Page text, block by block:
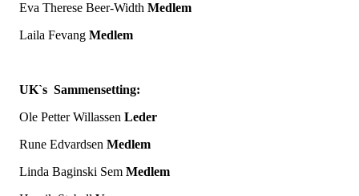
Eva Therese Beer-Width Medlem
Laila Fevang Medlem
UK`s Sammensetting:
Ole Petter Willassen Leder
Rune Edvardsen Medlem
Linda Baginski Sem Medlem